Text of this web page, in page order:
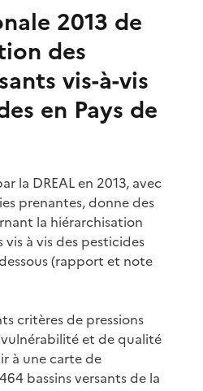
2013 de
des
vis-à-vis
en Pays de
la DREAL en 2013, avec
prenantes, donne des
la hiérarchisation
vis à vis des pesticides
(rapport et note
critères de pressions
et de qualité
à une carte de
bassins versants de la